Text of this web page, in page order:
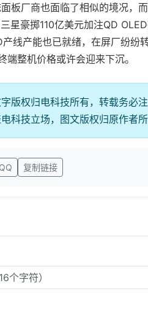
板厂商也面临了相似的境况，
星豪掷110亿美元加注QD
线产能也已就绪，在屏厂纷纷
端整机价格或许会迎来下沉。
版权归电科技所有，转载务必
科技立场，图文版权归原作者
QQ 复制链接